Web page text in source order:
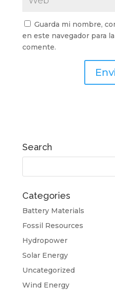
Guarda mi nombre,
en este navegador para
comente.
Search
Categories
Battery Materials
Fossil Resources
Hydropower
Solar Energy
Uncategorized
Wind Energy